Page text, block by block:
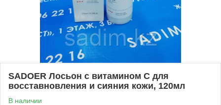
SADOER Лосьон с витамином С для
восставновления и сияния кожи, 120мл
В наличии